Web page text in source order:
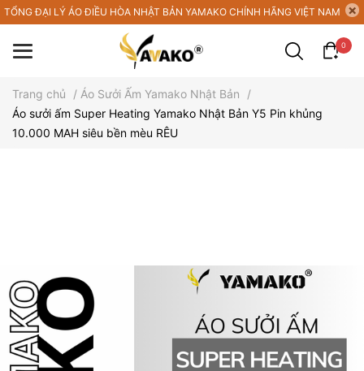
TỔNG ĐẠI LÝ ÁO ĐIỀU HÒA NHẬT BẢN YAMAKO CHÍNH HÃNG VIỆT NAM
0
Trang chủ / Áo Sưởi Ấm Yamako Nhật Bản
/
Áo sưởi ấm Super Heating Yamako Nhật Bản Y5 Pin khủng
10.000 MAH siêu bền mèu RÊU